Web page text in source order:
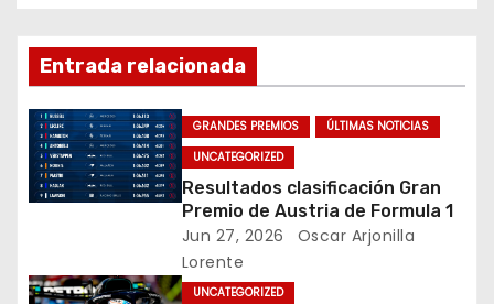
k
e
g
a
c
ó
Entrada relacionada
GRANDES PREMIOS
ÚLTIMAS NOTICIAS
UNCATEGORIZED
Resultados clasificación Gran
Premio de Austria de Formula 1
Jun 27, 2026
Oscar Arjonilla
Lorente
UNCATEGORIZED